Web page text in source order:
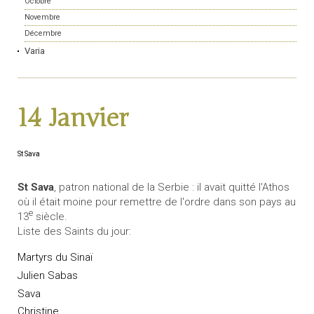
Novembre
Décembre
Varia
14 Janvier
St Sava
St Sava, patron national de la Serbie : il avait quitté l'Athos
où il était moine pour remettre de l'ordre dans son pays au
13e siècle.
Liste des Saints du jour:
Martyrs du Sinaï
Julien Sabas
Sava
Christine